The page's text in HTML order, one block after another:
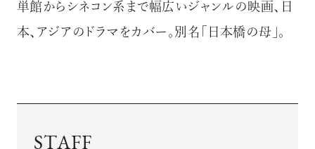
単館からシネコン系まで幅広いジャンルの映画、日
本、アジアのドラマをカバー。別名「日本橋の母」。
STAFF